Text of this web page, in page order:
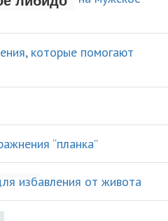
легко
упражнения
для